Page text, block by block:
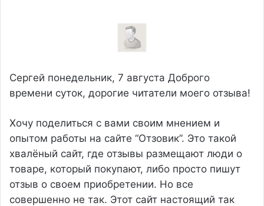
Сергей понедельник, 7 августа Доброго
времени суток, дорогие читатели моего отзыва!
Хочу поделиться с вами своим мнением и
опытом работы на сайте “Отзовик”. Это такой
хвалёный сайт, где отзывы размещают люди о
товаре, который покупают, либо просто пишут
отзыв о своем приобретении. Но все
совершенно не так. Этот сайт настоящий так